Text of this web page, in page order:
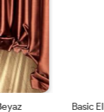
Basic Elbise Mor